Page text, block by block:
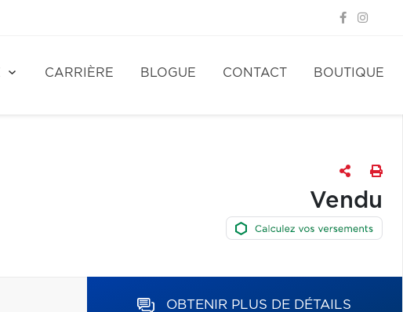
CARRIÈRE BLOGUE CONTACT BOUTIQUE
Vendu
OBTENIR PLUS DE DÉTAILS